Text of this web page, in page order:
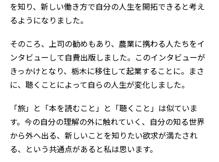
を知り、新しい働き方で自分の人生を開拓できると考え
るようになりました。
そのころ、上司の勧めもあり、農業に携わる人たちをイ
ンタビューして自費出版しました。このインタビューが
きっかけとなり、栃木に移住して起業することに。まさ
に、聴くことによって自らの人生が変化しました。
「旅」と「本を読むこと」と「聴くこと」は似ていま
す。今の自分の理解の外に触れていく、自分の知る世界
から外へ出る、新しいことを知りたい欲求が満たされ
る、という共通点があると私は思います。